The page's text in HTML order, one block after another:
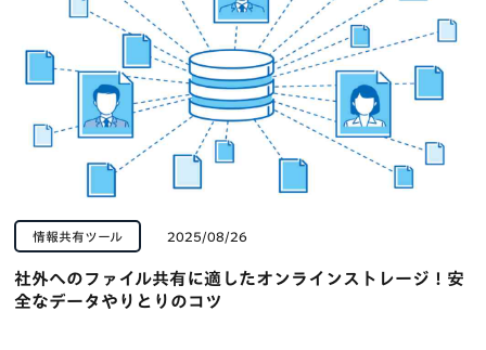
情報共有ツール 2025/08/26
社外へのファイル共有に適したオンラインストレージ！安
全なデータやりとりのコツ